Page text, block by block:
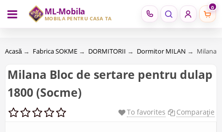
ML-Mobila
MOBILĂ PENTRU CASA TA
0
RU RO
Acasă → Fabrica SOKME → DORMITORII → Dormitor MILAN → Milana
Milana Bloc de sertare pentru dulap
1800 (Socme)
To favorites Comparaţie